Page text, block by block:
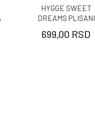
HYGGE SWEET
DREAMS PLISANI
699,00 RSD